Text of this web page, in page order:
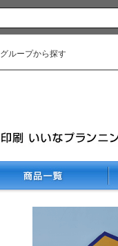
グループから探す